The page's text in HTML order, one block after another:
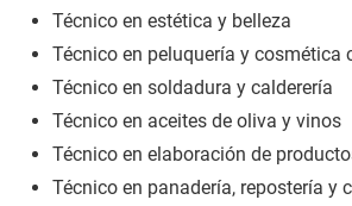
Técnico en estética y belleza
Técnico en peluquería y cosmética
Técnico en soldadura y calderería
Técnico en aceites de oliva y vinos
Técnico en elaboración de
Técnico en panadería, repostería y